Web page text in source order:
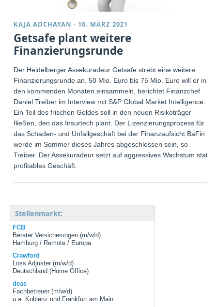
KAJA ADCHAYAN · 16. MÄRZ 2021
Getsafe plant weitere
Finanzierungsrunde
Der Heidelberger Assekuradeur Getsafe strebt eine weitere
Finanzierungsrunde an. 50 Mio. Euro bis 75 Mio. Euro will er in
den kommenden Monaten einsammeln, berichtet Finanzchef
Daniel Treiber im Interview mit S&P Global Market Intelligence.
Ein Teil des frischen Geldes soll in den neuen Risikoträger
fließen, den das Insurtech plant. Der Lizenzierungsprozess für
das Schaden- und Unfallgeschäft bei der Finanzaufsicht BaFin
werde im Sommer dieses Jahres abgeschlossen sein, so
Treiber. Der Assekuradeur setzt auf aggressives Wachstum statt
profitables Geschäft.
Stellenmarkt:
FCB
Berater Versicherungen (m/w/d)
Hamburg / Remote / Europa
Crawford
Loss Adjuster (m/w/d)
Deutschland (Home Office)
deas
Fachbetreuer (m/w/d)
u.a. Koblenz und Frankfurt am Main